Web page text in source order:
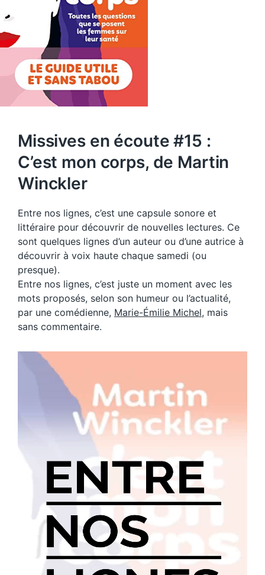
Missives en écoute #15 :
C’est mon corps, de Martin
Winckler
Entre nos lignes, c’est une capsule sonore et
littéraire pour découvrir de nouvelles lectures. Ce
sont quelques lignes d’un auteur ou d’une autrice à
découvrir à voix haute chaque samedi (ou
presque).
Entre nos lignes, c’est juste un moment avec les
mots proposés, selon son humeur ou l’actualité,
par une comédienne, Marie-Émilie Michel, mais
sans commentaire.